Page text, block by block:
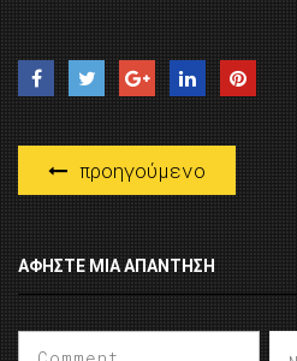
προηγούμενο
ΑΦΉΣΤΕ ΜΙΑ ΑΠΆΝΤΗΣΗ